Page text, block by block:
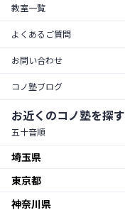
教室一覧
よくあるご質問
お問い合わせ
コノ塾ブログ
お近くのコノ塾を探す
五十音順
埼玉県
朝霞市
越谷市
東京都
東京23区
神奈川県